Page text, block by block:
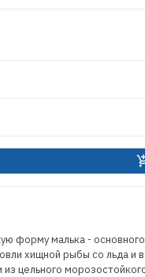
форму малька -
хищной рыбы со льда и
цельного